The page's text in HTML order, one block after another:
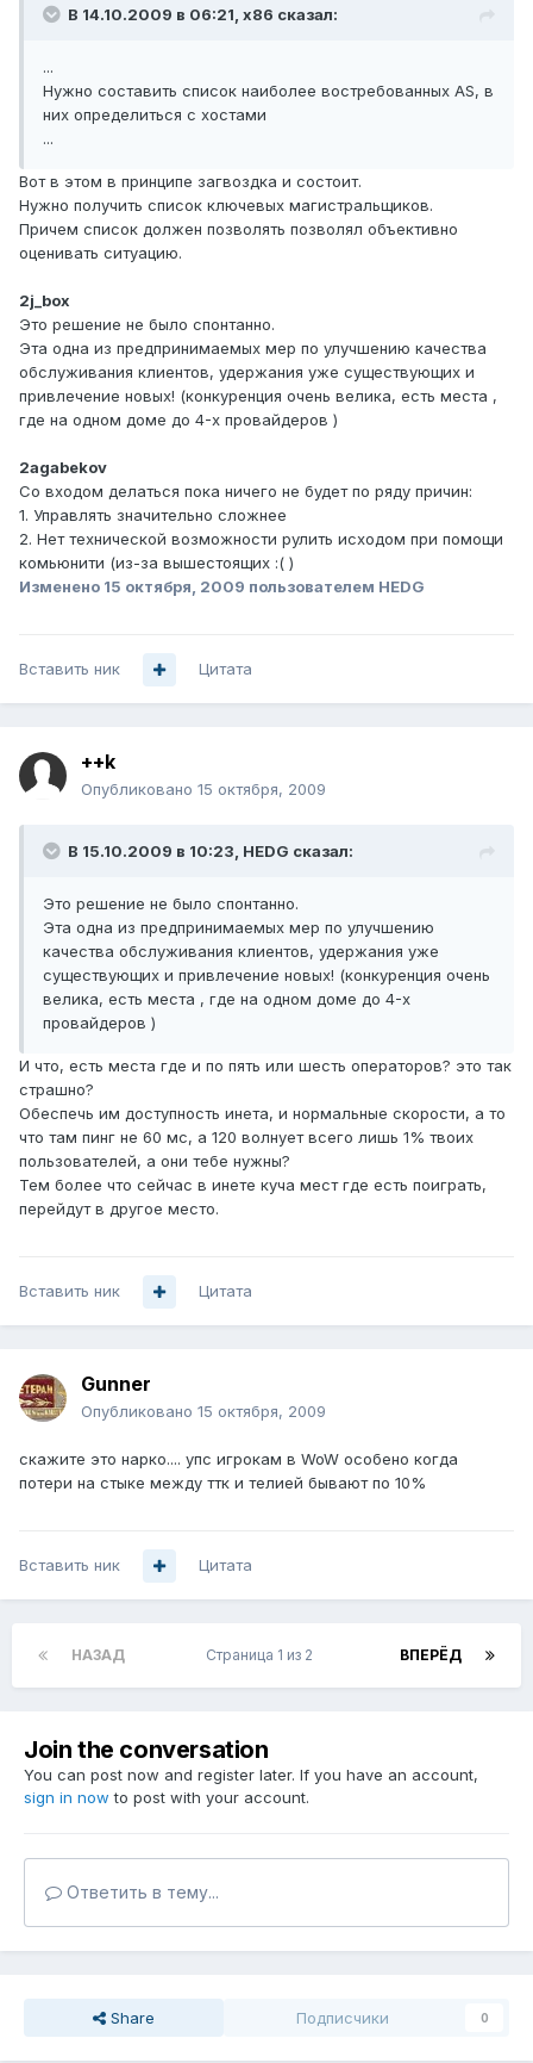
В 14.10.2009 в 06:21, x86 сказал:
...
Нужно составить список наиболее востребованных AS, в
них определиться с хостами
...
Вот в этом в принципе загвоздка и состоит.
Нужно получить список ключевых магистральщиков.
Причем список должен позволять позволял объективно
оценивать ситуацию.
2j_box
Это решение не было спонтанно.
Эта одна из предпринимаемых мер по улучшению качества
обслуживания клиентов, удержания уже существующих и
привлечение новых! (конкуренция очень велика, есть места ,
где на одном доме до 4-х провайдеров )
2agabekov
Со входом делаться пока ничего не будет по ряду причин:
1. Управлять значительно сложнее
2. Нет технической возможности рулить исходом при помощи
комьюнити (из-за вышестоящих :( )
Изменено 15 октября, 2009 пользователем HEDG
Вставить ник Цитата
++k
Опубликовано 15 октября, 2009
В 15.10.2009 в 10:23, HEDG сказал:
Это решение не было спонтанно.
Эта одна из предпринимаемых мер по улучшению
качества обслуживания клиентов, удержания уже
существующих и привлечение новых! (конкуренция очень
велика, есть места , где на одном доме до 4-х
провайдеров )
И что, есть места где и по пять или шесть операторов? это так
страшно?
Обеспечь им доступность инета, и нормальные скорости, а то
что там пинг не 60 мс, а 120 волнует всего лишь 1% твоих
пользователей, а они тебе нужны?
Тем более что сейчас в инете куча мест где есть поиграть,
перейдут в другое место.
Вставить ник Цитата
Gunner
Опубликовано 15 октября, 2009
скажите это нарко.... упс игрокам в WoW особено когда
потери на стыке между ттк и телией бывают по 10%
Вставить ник Цитата
НАЗАД ВПЕРЁД
Страница 1 из 2
Join the conversation
You can post now and register later. If you have an account,
sign in now to post with your account.
Ответить в тему...
Share Подписчики 0